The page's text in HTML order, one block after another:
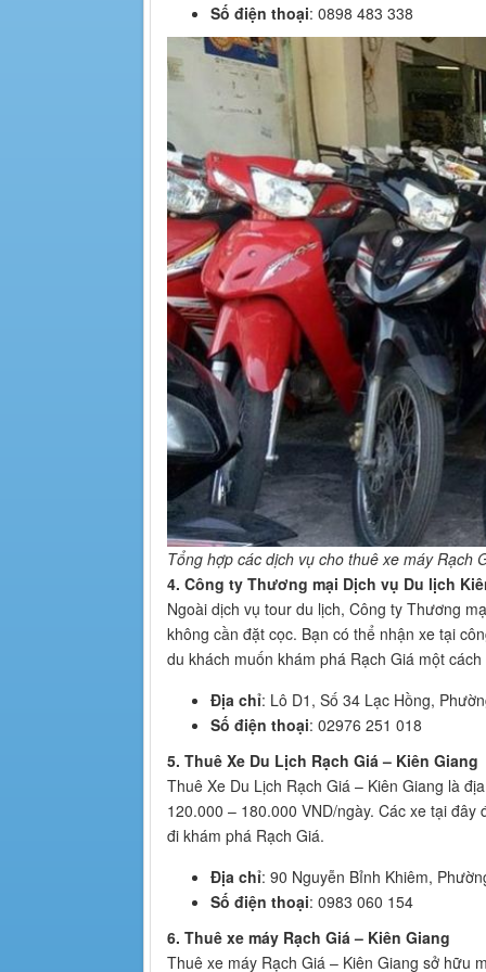
Số điện thoại: 0898 483 338
Tổng hợp các dịch vụ cho thuê xe máy Rạch
4. Công ty Thương mại Dịch vụ Du lịch
Ngoài dịch vụ tour du lịch, Công ty Thương
không cần đặt cọc. Bạn có thể nhận xe tại
du khách muốn khám phá Rạch Giá một
Địa chỉ: Lô D1, Số 34 Lạc Hồng,
Số điện thoại: 02976 251 018
5. Thuê Xe Du Lịch Rạch Giá – Kiên Giang
Thuê Xe Du Lịch Rạch Giá – Kiên Giang là
120.000 – 180.000 VND/ngày. Các xe tại
đi khám phá Rạch Giá.
Địa chỉ: 90 Nguyễn Bỉnh Khiêm,
Số điện thoại: 0983 060 154
6. Thuê xe máy Rạch Giá – Kiên Giang
Thuê xe máy Rạch Giá – Kiên Giang sở hữu